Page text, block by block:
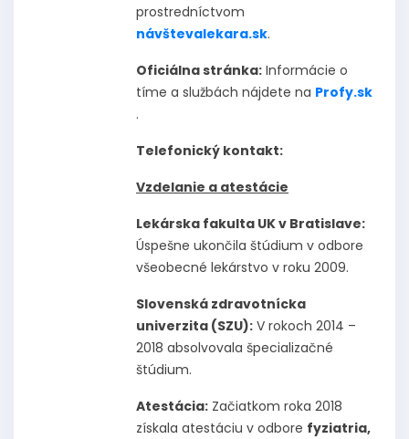
prostredníctvom
návštevalekara.sk.
Oficiálna stránka: Informácie o
tíme a službách nájdete na Profy.sk
.
Telefonický kontakt:
Vzdelanie a atestácie
Lekárska fakulta UK v Bratislave:
Úspešne ukončila štúdium v odbore
všeobecné lekárstvo v roku 2009.
Slovenská zdravotnícka
univerzita (SZU): V rokoch 2014 –
2018 absolvovala špecializačné
štúdium.
Atestácia: Začiatkom roka 2018
získala atestáciu v odbore fyziatria,